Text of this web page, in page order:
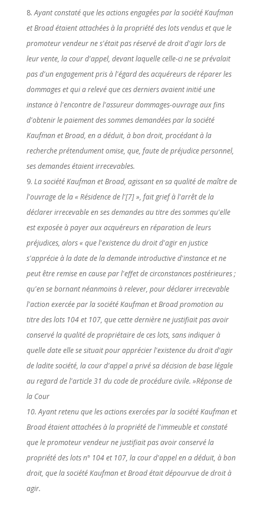
Ayant constaté que les actions engagées par la société Kaufman
et Broad étaient attachées à la propriété des lots vendus et que le
promoteur vendeur ne s'était pas réservé de droit d'agir lors de
leur vente, la cour d'appel, devant laquelle celle-ci ne se prévalait
pas d'un engagement pris à l'égard des acquéreurs de réparer les
dommages et qui a relevé que ces derniers avaient initié une
instance à l'encontre de l'assureur dommages-ouvrage aux fins
d'obtenir le paiement des sommes demandées par la société
Kaufman et Broad, en a déduit, à bon droit, procédant à la
recherche prétendument omise, que, faute de préjudice personnel,
ses demandes étaient irrecevables.
La société Kaufman et Broad, agissant en sa qualité de maître de
l'ouvrage de la « Résidence de l'[7] », fait grief à l'arrêt de la
déclarer irrecevable en ses demandes au titre des sommes qu'elle
est exposée à payer aux acquéreurs en réparation de leurs
préjudices, alors « que l'existence du droit d'agir en justice
s'apprécie à la date de la demande introductive d'instance et ne
peut être remise en cause par l'effet de circonstances postérieures ;
qu'en se bornant néanmoins à relever, pour déclarer irrecevable
l'action exercée par la société Kaufman et Broad promotion au
titre des lots 104 et 107, que cette dernière ne justifiait pas avoir
conservé la qualité de propriétaire de ces lots, sans indiquer à
quelle date elle se situait pour apprécier l'existence du droit d'agir
de ladite société, la cour d'appel a privé sa décision de base légale
au regard de l'article 31 du code de procédure civile. »Réponse de
la Cour
10. Ayant retenu que les actions exercées par la société Kaufman et
Broad étaient attachées à la propriété de l'immeuble et constaté
que le promoteur vendeur ne justifiait pas avoir conservé la
propriété des lots n° 104 et 107, la cour d'appel en a déduit, à bon
droit, que la société Kaufman et Broad était dépourvue de droit à
agir.